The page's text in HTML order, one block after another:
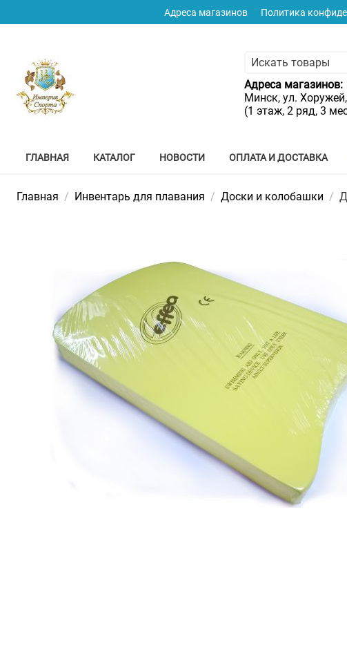
Адреса магазинов Политика
Адреса магазинов:
Минск, ул.
(1 этаж, 2 ряд, 3
ГЛАВНАЯ КАТАЛОГ НОВОСТИ ОПЛАТА И ДОСТАВКА
Главная / Инвентарь для плавания / Доски и колобашки /